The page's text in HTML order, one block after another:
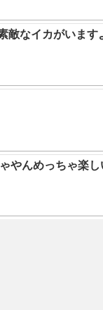
敵なイカがいます
やんめっちゃ楽し